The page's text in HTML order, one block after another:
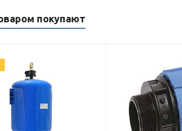
покупают